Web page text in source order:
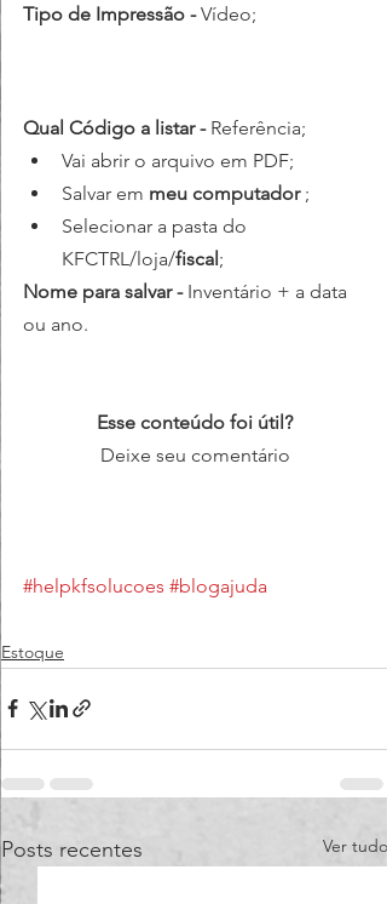
Tipo de Impressão - Vídeo;
Qual Código a listar - Referência;
Vai abrir o arquivo em PDF;
Salvar em meu computador ;
Selecionar a pasta do
KFCTRL/loja/fiscal;
Nome para salvar - Inventário + a data
ou ano.
Esse conteúdo foi útil?
Deixe seu comentário
#helpkfsolucoes #blogajuda
Estoque
Posts recentes Ver tudo